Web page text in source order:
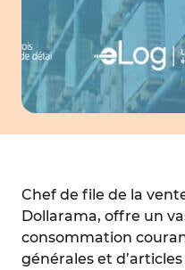
Chef de file de la
Dollarama, offre un
consommation
générales et